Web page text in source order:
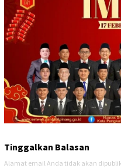
Tinggalkan Balasan
Alamat email Anda tidak akan